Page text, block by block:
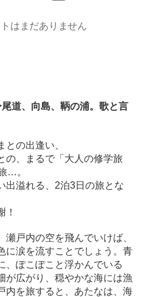
日
はまだありません
道、向島、鞆の浦。歌と言
の出逢い、
の、まるで「大人の修学旅
…。
出溢れる、2泊3日の旅とな
！
瀬戸内の空を飛んでいけば、
に涙を流すことでしょう。青
、ぽこぽこと浮かんでいる
が広がり、穏やかな海には漁
内を旅すると、あたなは、海